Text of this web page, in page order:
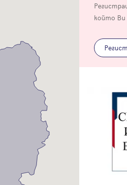
който Ви
Благодарим ви! Проверете имейл
регистрацията.
Благодарим ви! Очаквайте скоро да
Продължи с
или влезте с